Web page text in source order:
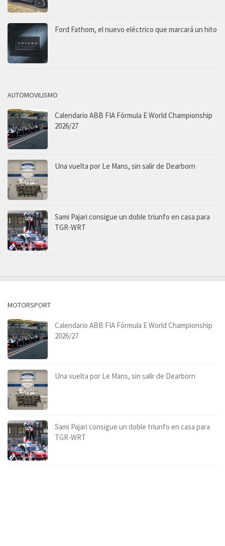
Ford Fathom, el nuevo eléctrico que marcará un hito
AUTOMOVILISMO
Calendario ABB FIA Fórmula E World Championship
2026/27
Una vuelta por Le Mans, sin salir de Dearborn
Sami Pajari consigue un doble triunfo en casa para
TGR-WRT
MOTORSPORT
Calendario ABB FIA Fórmula E World Championship
2026/27
Una vuelta por Le Mans, sin salir de Dearborn
Sami Pajari consigue un doble triunfo en casa para
TGR-WRT